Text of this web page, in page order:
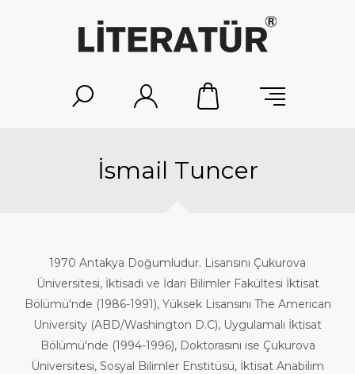
İsmail Tuncer
1970 Antakya Doğumludur. Lisansını Çukurova
Üniversitesi, İktisadi ve İdari Bilimler Fakültesi İktisat
Bölümü'nde (1986-1991), Yüksek Lisansını The American
University (ABD/Washington D.C), Uygulamalı İktisat
Bölümü'nde (1994-1996), Doktorasını ise Çukurova
Üniversitesi, Sosyal Bilimler Enstitüsü, İktisat Anabilim